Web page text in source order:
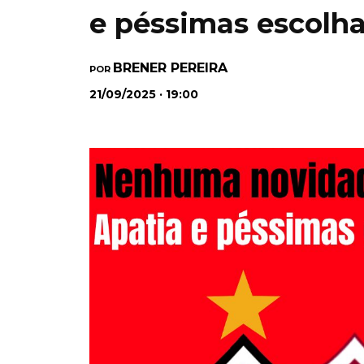
e péssimas
POR BRENER PEREIRA
21/09/2025 · 19:00